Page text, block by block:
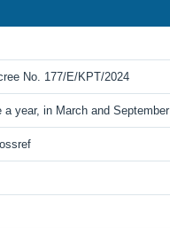
No. 177/E/KPT/2024
a year, in March and September